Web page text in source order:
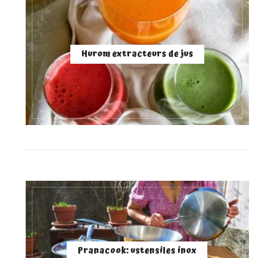
Hurom extracteurs de jus
Pranacook: ustensiles inox